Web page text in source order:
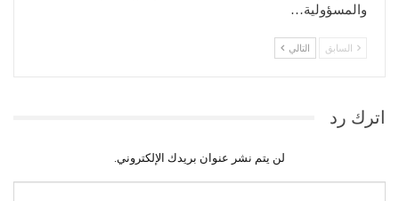
والمسؤولية…
السابق التالي
اترك رد
لن يتم نشر عنوان بريدك الإلكتروني.